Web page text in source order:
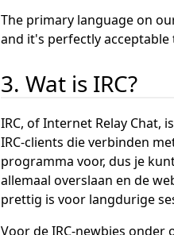
The primary language on
and it's perfectly acceptable
3. Wat is IRC?
IRC, of Internet Relay
IRC-clients die verbinden
programma voor, dus je
allemaal overslaan en de
prettig is voor langdurige
Voor de IRC-newbies